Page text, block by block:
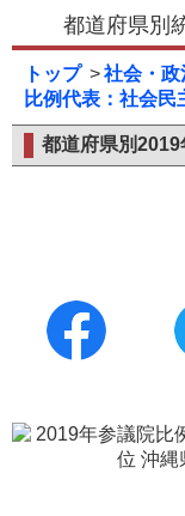
都道府県別
トップ 社会・政
比例代表：社会民
都道府県別